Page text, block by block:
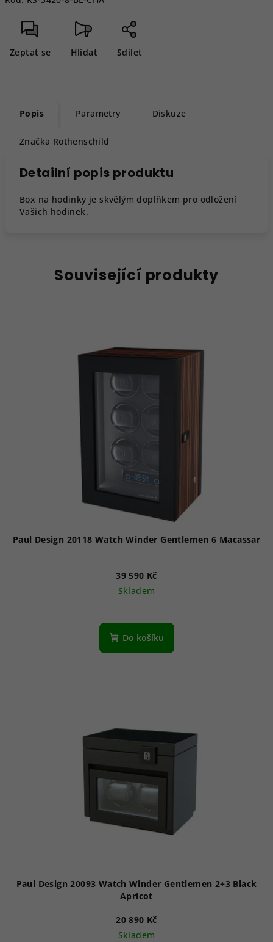
Zeptat se Hlídat Sdílet
Popis Parametry Diskuze
Značka Rothenschild
Detailní popis produktu
Box na hodinky je skvělým doplňkem pro odložení
Vašich hodinek.
Související produkty
Paul Design 20118 Watch Winder Gentlemen 6 Macassar
39 590 Kč
Skladem
Do košíku
Paul Design 20093 Watch Winder Gentlemen 2+3 Black
Apricot
20 890 Kč
Skladem